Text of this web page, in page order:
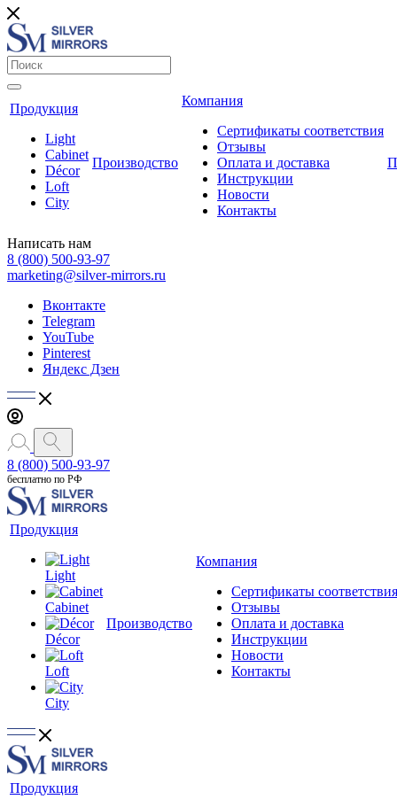
Продукция
Light
Cabinet
Décor
Loft
City
Производство
Компания
Сертификаты соответствия
Отзывы
Оплата и доставка
Инструкции
Новости
Контакты
Написать нам
8 (800) 500-93-97
marketing@silver-mirrors.ru
Вконтакте
Telegram
YouTube
Pinterest
Яндекс Дзен
8 (800) 500-93-97
бесплатно по РФ
Продукция
Light
Cabinet
Décor
Loft
City
Производство
Компания
Сертификаты соответствия
Отзывы
Оплата и доставка
Инструкции
Новости
Контакты
Продукция